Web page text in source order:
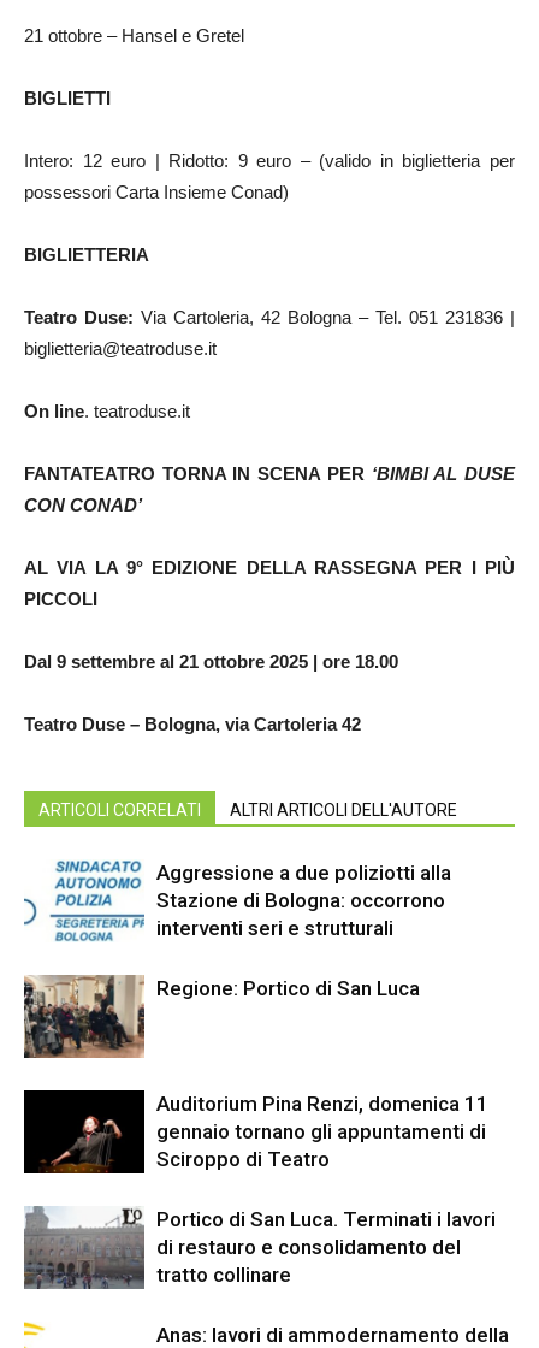
21 ottobre – Hansel e Gretel
BIGLIETTI
Intero: 12 euro | Ridotto: 9 euro – (valido in biglietteria per
possessori Carta Insieme Conad)
BIGLIETTERIA
Teatro Duse: Via Cartoleria, 42 Bologna – Tel. 051 231836 |
biglietteria@teatroduse.it
On line. teatroduse.it
FANTATEATRO TORNA IN SCENA PER ‘BIMBI AL DUSE
CON CONAD’
AL VIA LA 9° EDIZIONE DELLA RASSEGNA PER I PIÙ
PICCOLI
Dal 9 settembre al 21 ottobre 2025 | ore 18.00
Teatro Duse – Bologna, via Cartoleria 42
ARTICOLI CORRELATI ALTRI ARTICOLI DELL'AUTORE
Aggressione a due poliziotti alla
Stazione di Bologna: occorrono
interventi seri e strutturali
Regione: Portico di San Luca
Auditorium Pina Renzi, domenica 11
gennaio tornano gli appuntamenti di
Sciroppo di Teatro
Portico di San Luca. Terminati i lavori
di restauro e consolidamento del
tratto collinare
Anas: lavori di ammodernamento della